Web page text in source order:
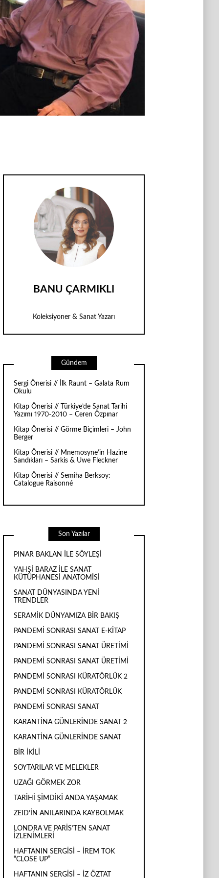
BANU ÇARMIKLI
Koleksiyoner & Sanat Yazarı
Gündem
Sergi Önerisi // İlk Raunt – Galata Rum
Okulu
Kitap Önerisi // Türkiye’de Sanat Tarihi
Yazımı 1970-2010 – Ceren Özpınar
Kitap Önerisi // Görme Biçimleri – John
Berger
Kitap Önerisi // Mnemosyne’in Hazine
Sandıkları – Sarkis & Uwe Fleckner
Kitap Önerisi // Semiha Berksoy:
Catalogue Raisonné
Son Yazılar
PINAR BAKLAN İLE SÖYLEŞİ
YAHŞİ BARAZ İLE SANAT
KÜTÜPHANESİ ANATOMİSİ
SANAT DÜNYASINDA YENİ
TRENDLER
SERAMİK DÜNYAMIZA BİR BAKIŞ
PANDEMİ SONRASI SANAT E-KİTAP
PANDEMİ SONRASI SANAT ÜRETİMİ
PANDEMİ SONRASI SANAT ÜRETİMİ
PANDEMİ SONRASI KÜRATÖRLÜK 2
PANDEMİ SONRASI KÜRATÖRLÜK
PANDEMİ SONRASI SANAT
KARANTİNA GÜNLERİNDE SANAT 2
KARANTİNA GÜNLERİNDE SANAT
BİR İKİLİ
SOYTARILAR VE MELEKLER
UZAĞI GÖRMEK ZOR
TARİHİ ŞİMDİKİ ANDA YAŞAMAK
ZEID’İN ANILARINDA KAYBOLMAK
LONDRA VE PARİS’TEN SANAT
İZLENİMLERİ
HAFTANIN SERGİSİ – İREM TOK
“CLOSE UP”
HAFTANIN SERGİSİ – İZ ÖZTAT